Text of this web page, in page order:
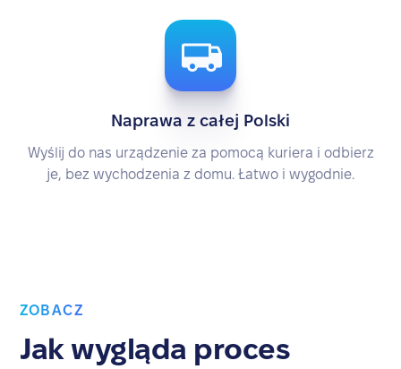
Naprawa z całej Polski
Wyślij do nas urządzenie za pomocą kuriera i odbierz
je, bez wychodzenia z domu. Łatwo i wygodnie.
ZOBACZ
Jak wygląda proces